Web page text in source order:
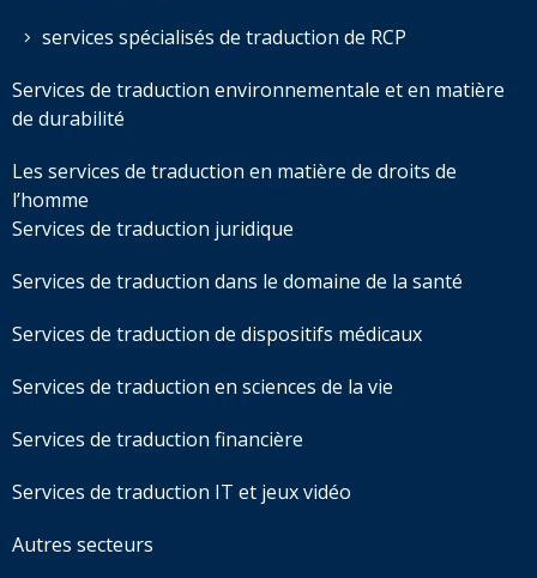
services spécialisés de traduction de RCP
Services de traduction environnementale et en matière
de durabilité
Les services de traduction en matière de droits de
l’homme
Services de traduction juridique
Services de traduction dans le domaine de la santé
Services de traduction de dispositifs médicaux
Services de traduction en sciences de la vie
Services de traduction financière
Services de traduction IT et jeux vidéo
Autres secteurs